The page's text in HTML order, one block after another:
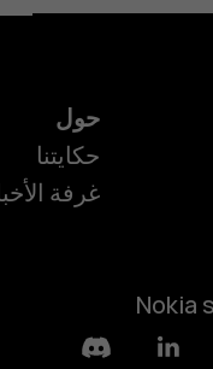
Nokia
حول
حكايتنا
غرفة
Linkedin
Discord